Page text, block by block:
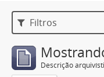
Filtros
Descrição